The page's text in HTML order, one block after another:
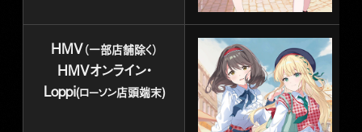
HMV（一部店舗除く）
HMVオンライン・
Loppi(ローソン店頭端末)